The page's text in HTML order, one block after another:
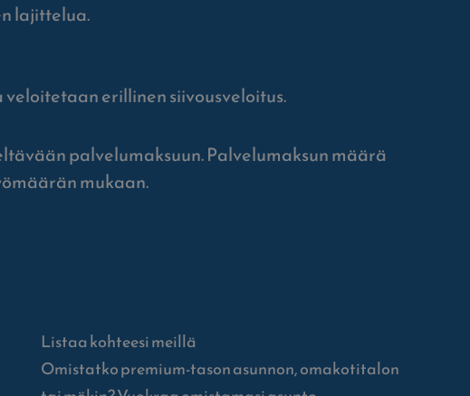
lajittelua.
erillinen siivousveloitus.
palvelumaksuun. Palvelumaksun määrä
mukaan.
Listaa kohteesi meillä
Omistatko premium-tason asunnon, omakotitalon